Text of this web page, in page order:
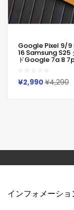
Google Pixel 9/9
16 Samsung S25
ドGoogle 7a 8
Pixel 5 Pixel 6保
¥2,990 ¥4,290
インフォメーショ